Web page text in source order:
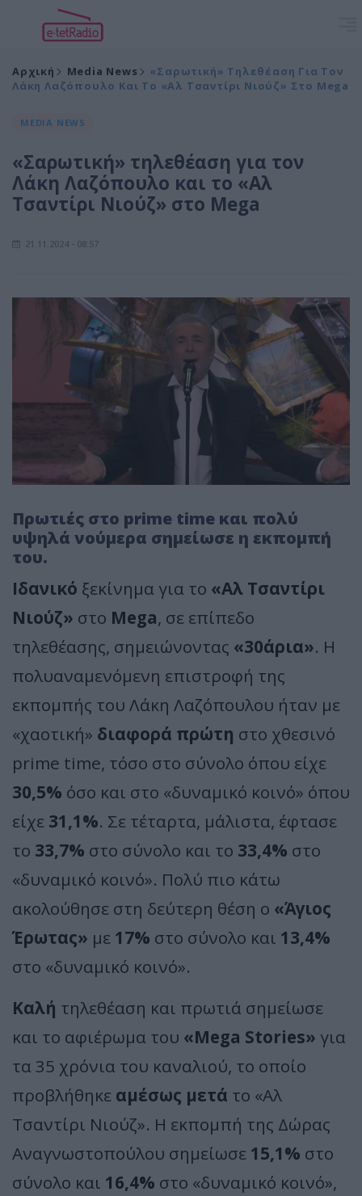
Αρχική Media News
«Σαρωτική» Τηλεθέαση Για Τον
Λάκη Λαζόπουλο Και Το «Αλ Τσαντίρι Νιούζ» Στο Mega
MEDIA NEWS
«Σαρωτική» τηλεθέαση για τον
Λάκη Λαζόπουλο και το «Αλ
Τσαντίρι Νιούζ» στο Mega
21.11.2024 - 08:57
Πρωτιές στο prime time και πολύ
υψηλά νούμερα σημείωσε η εκπομπή
του.
Ιδανικό ξεκίνημα για το «Αλ Τσαντίρι
Νιούζ» στο Mega, σε επίπεδο
τηλεθέασης, σημειώνοντας «30άρια». Η
πολυαναμενόμενη επιστροφή της
εκπομπής του Λάκη Λαζόπουλου ήταν με
«χαοτική» διαφορά πρώτη στο χθεσινό
prime time, τόσο στο σύνολο όπου είχε
30,5% όσο και στο «δυναμικό κοινό» όπου
είχε 31,1%. Σε τέταρτα, μάλιστα, έφτασε
το 33,7% στο σύνολο και το 33,4% στο
«δυναμικό κοινό». Πολύ πιο κάτω
ακολούθησε στη δεύτερη θέση ο «Άγιος
Έρωτας» με 17% στο σύνολο και 13,4%
στο «δυναμικό κοινό».
Καλή τηλεθέαση και πρωτιά σημείωσε
και το αφιέρωμα του «Mega Stories» για
τα 35 χρόνια του καναλιού, το οποίο
προβλήθηκε αμέσως μετά το «Αλ
Τσαντίρι Νιούζ». Η εκπομπή της Δώρας
Αναγνωστοπούλου σημείωσε 15,1% στο
σύνολο και 16,4% στο «δυναμικό κοινό»,